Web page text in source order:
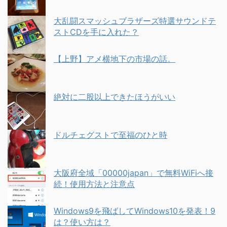
大乱闘スマッシュブラザーズ特選サウンドテ
ストCDを手に入れた？
【上野】アメ横地下の市場の話。
絶対に二股以上できたほうがいい
ドルチェグストで至福のひと時
大阪府全域「00000japan」で無料WiFiへ接
続！使用方法と注意点
Windows9を飛ばしてWindows10を発表！9
は？使い方は？